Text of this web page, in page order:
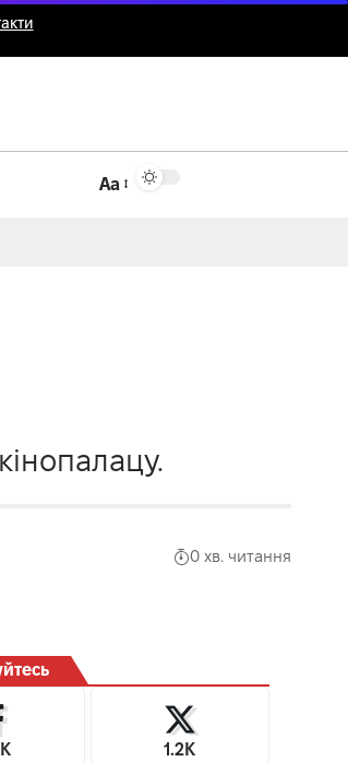
Аа
0 хв. читання
1.2K